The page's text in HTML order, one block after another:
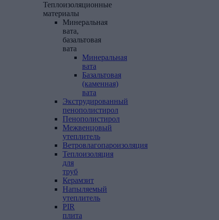
Теплоизоляционные
материалы
Минеральная
вата,
базальтовая
вата
Минеральная
вата
Базальтовая
(каменная)
вата
Экструдированный
пенополистирол
Пенополистирол
Межвенцовый
утеплитель
Ветровлагопароизоляция
Теплоизоляция
для
труб
Керамзит
Напыляемый
утеплитель
PIR
плита